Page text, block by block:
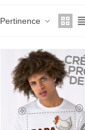
Pertinence